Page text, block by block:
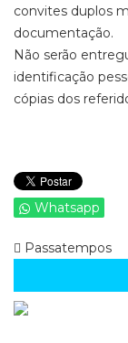
convites duplos
documentação.
Não serão
identificação
cópias dos
Whatsapp
Passatempos